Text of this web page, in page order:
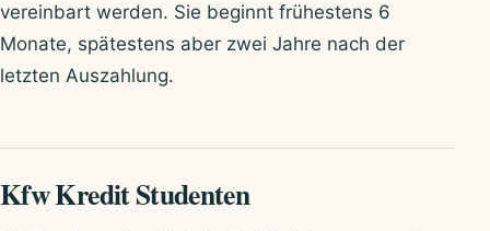
vereinbart werden. Sie beginnt frühestens 6
Monate, spätestens aber zwei Jahre nach der
letzten Auszahlung.
Kfw Kredit Studenten